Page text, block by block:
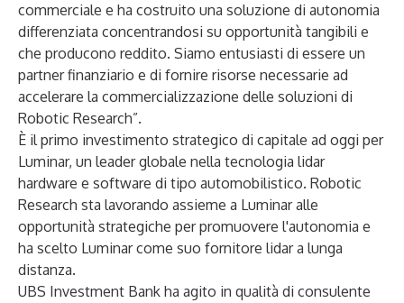
commerciale e ha costruito una soluzione di autonomia
differenziata concentrandosi su opportunità tangibili e
che producono reddito. Siamo entusiasti di essere un
partner finanziario e di fornire risorse necessarie ad
accelerare la commercializzazione delle soluzioni di
Robotic Research”.
È il primo investimento strategico di capitale ad oggi per
Luminar, un leader globale nella tecnologia lidar
hardware e software di tipo automobilistico. Robotic
Research sta lavorando assieme a Luminar alle
opportunità strategiche per promuovere l'autonomia e
ha scelto Luminar come suo fornitore lidar a lunga
distanza.
UBS Investment Bank ha agito in qualità di consulente